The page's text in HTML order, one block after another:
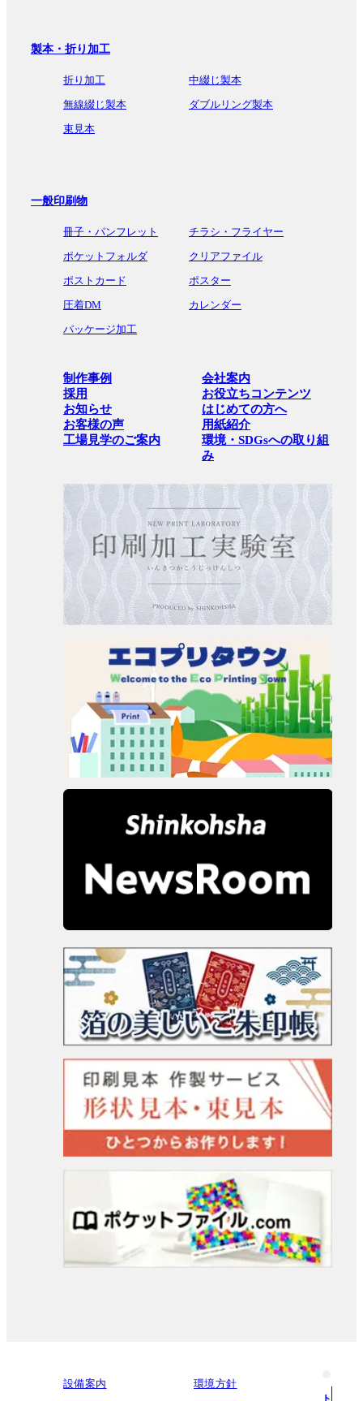
製本・折り加工
折り加工
中綴じ製本
無線綴じ製本
ダブルリング製本
束見本
一般印刷物
冊子・パンフレット
チラシ・フライヤー
ポケットフォルダ
クリアファイル
ポストカード
ポスター
圧着DM
カレンダー
パッケージ加工
制作事例
会社案内
採用
お役立ちコンテンツ
お知らせ
はじめての方へ
お客様の声
用紙紹介
工場見学のご案内
環境・SDGsへの取り組
み
設備案内 環境方針